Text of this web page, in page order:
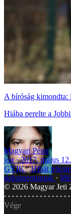
A bíróság
Hiába perelte a
Magyari Péter
jog
2017. május
GYIK Hibát
dokumentumok
© 2026 Magyar Jeti
Vége